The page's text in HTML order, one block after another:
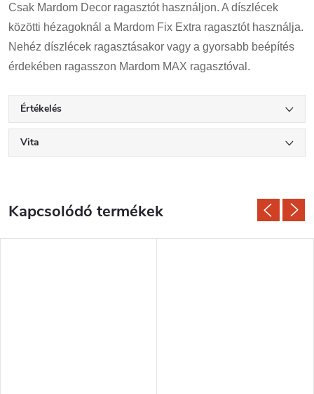
Csak Mardom Decor ragasztót használjon. A díszlécek
közötti hézagoknál a Mardom Fix Extra ragasztót használja.
Nehéz díszlécek ragasztásakor vagy a gyorsabb beépítés
érdekében ragasszon Mardom MAX ragasztóval.
Értékelés
Vita
Kapcsolódó termékek